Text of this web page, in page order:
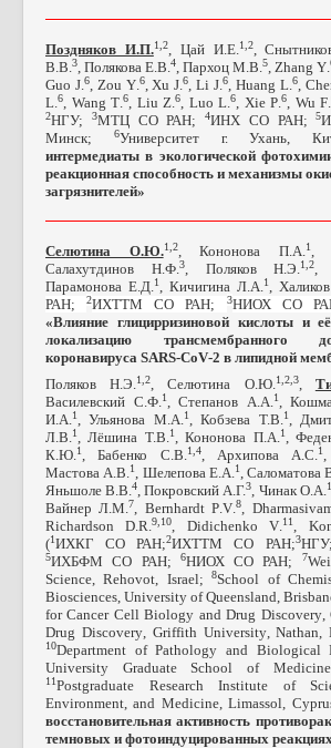
Поздняков И.П.1,2, Цай И.Е.1,2,
В.В.3, Полякова Е.В.4, Пархоц М.В.5, Zhang Y.
Guo J.6, Zou Y.6,Xu J.6,Li J.6, Huang L.6,
L.6, Wang T.6, Liu Z.6, Luo L.6, Xie P.6, Wu F.
2НГУ; 3МТЦ СО РАН;4ИНХ СО РАН;5
Минск;
6Университет г. Ухань,
интермедиаты в экологической
реакционная способность и механизмы
загрязнителей»
Селютина О.Ю.1,2, Кононова П.А.1,
Салахутдинов Н.Ф.3, Поляков Н.Э.1,2,
Парамонова Е.Д.1, Кичигина Л.А.1,
РАН;2ИХТТМ СО РАН; 3НИОХ СО
«Влияние глицирризиновой кислоты и
локализацию трансмембранного
коронавируса SARS-CoV-2 в липидной
Поляков Н.Э. 1,2 , Селютина О.Ю. 1,2,3,
Василевский С.Ф. 1, Степанов А.А. 1,
И.А. 1 , Ульянова М.А. 1, Кобзева Т.В. 1,
Л.В. 1 , Лёшина Т.В. 1, Кононова П.А. 1,
К.Ю. 1 , Бабенко С.В. 1,4, Архипова А.С. 1
Мастова А.В. 1 , Шелепова Е.А. 1, Саломатова
Яньшоле В.В.4 , Покровский А.Г.3 , Чинак О.А.
Вайнер Л.М. 7 Bernhardt P .V .8
Richardson
D .R .9,10 Didichenko V 11
(1ИХКГ СО РАН;2ИХТТМ СО РАН;3НГУ;
5ИХБФМ СО РАН; 6НИОХ СО РАН; 7
Science ,Rehovot Israel;8School of
Biosciences University of Queensland
for Cancer Cell Biology and Drug Discovery,
Drug Discovery, Griffith University,Nathan ,
10Department of Pathology and Biological
University
Graduate School of Medicine
11Postgraduate Research Institute of
Environment ,and Medicine,Limassol
восстановительная активность
темновых и фотоиндуцированных